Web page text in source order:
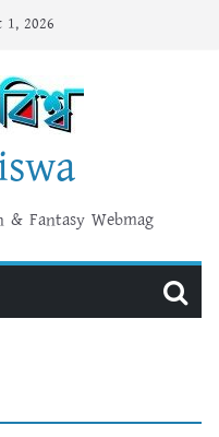
1, 2026
& Fantasy Webmag